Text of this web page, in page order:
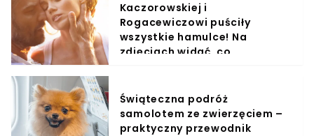
Kaczorowskiej i
Rogacewiczowi puściły
wszystkie hamulce! Na
zdjęciach widać, co
Świąteczna podróż
samolotem ze zwierzęciem –
praktyczny przewodnik